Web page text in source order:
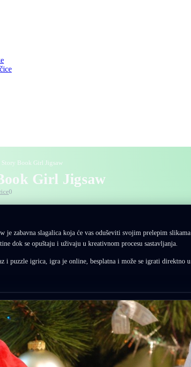
Story Book Girl Jigsaw
Girl Jigsaw
0
je zabavna slagalica koja će vas oduševiti svojim prelepim
dok se opuštaju i uživaju u kreativnom procesu sastavljanja.
i puzzle igrica, igra je online, besplatna i može se igrati direktno